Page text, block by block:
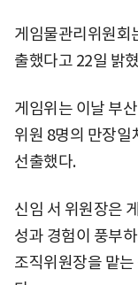
게임물관리위원회
출했다고 22일 밝
게임위는 이날 부
위원 8명의 만장일
선출했다.
신임 서 위원장은
성과 경험이 풍부
조직위원장을 맡